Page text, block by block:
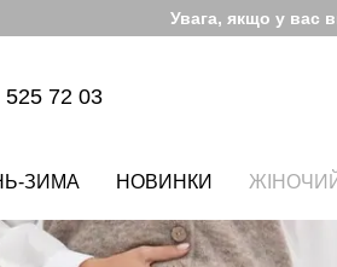
Увага, якщо у вас
72 03
ЗИМА НОВИНКИ